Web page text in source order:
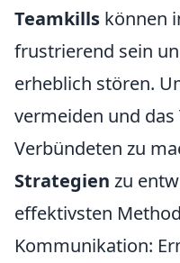
Teamkills können
frustrierend sein
erheblich stören.
vermeiden und
Verbündeten zu
Strategien zu
effektivsten
Kommunikation: